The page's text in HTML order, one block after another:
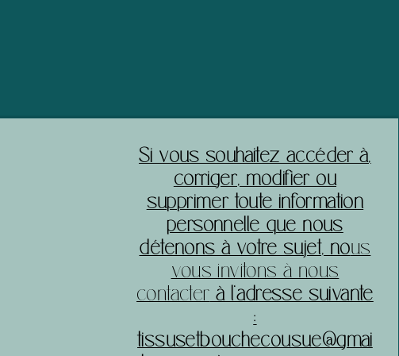
​Si vous souhaitez accéder à,
corriger, modifier ou
supprimer toute information
personnelle que nous
détenons à votre sujet, nous
vous invitons à nous
contacter à l’adresse suivante
:
tissusetbouchecousue@gmai